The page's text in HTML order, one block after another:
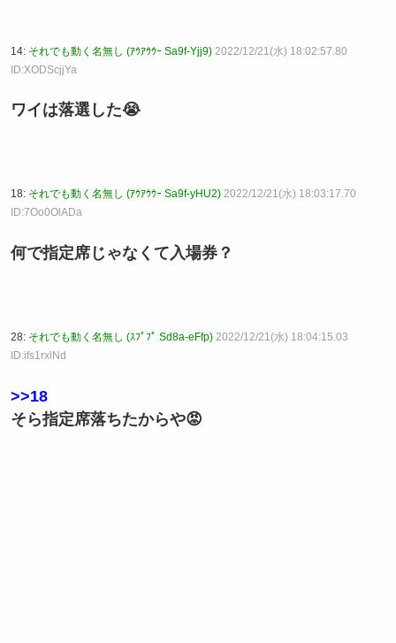
14: それでも動く名無し (ｱｳｱｳｳｰ Sa9f-Yjj9) 2022/12/21(水) 18:02:57.80
ID:XODScjjYa
ワイは落選した😭
18: それでも動く名無し (ｱｳｱｳｳｰ Sa9f-yHU2) 2022/12/21(水) 18:03:17.70
ID:7Oo0OlADa
何で指定席じゃなくて入場券？
28: それでも動く名無し (ｽﾌﾟﾌﾟ Sd8a-eFfp) 2022/12/21(水) 18:04:15.03
ID:ifs1rxlNd
>>18
そら指定席落ちたからや😡